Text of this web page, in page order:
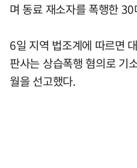
며 동료 재소자를 폭행한
6일 지역 법조계에 따르면
판사는 상습폭행 혐의로 기
월을 선고했다.